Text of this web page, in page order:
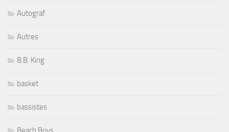
Autograf
Autres
B.B. King
basket
bassistes